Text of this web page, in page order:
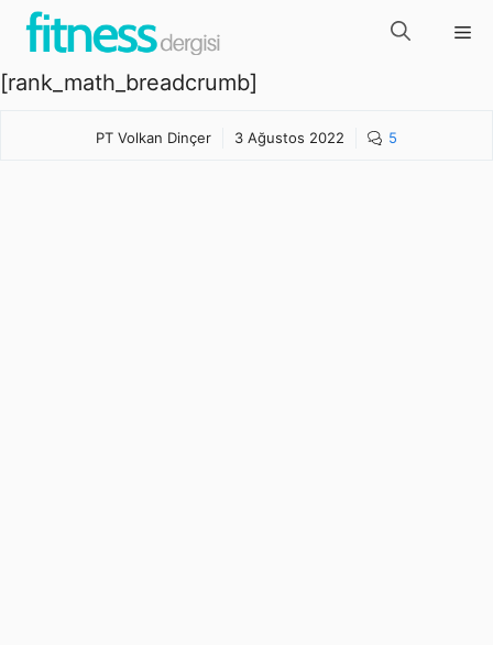
İçeriğe
atla
[rank_math_breadcrumb]
PT Volkan Dinçer 3 Ağustos 2022 5